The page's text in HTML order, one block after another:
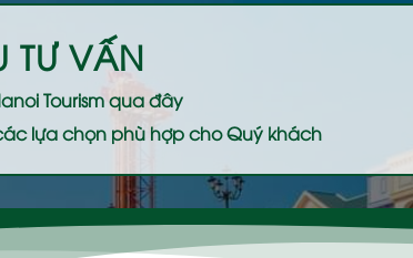
TƯ VẤN
Tourismqua đây
lựa chọn phù hợp cho Quý khách